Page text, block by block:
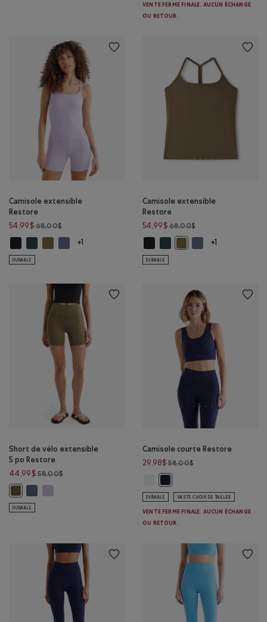
VENTE FERME FINALE. AUCUN ÉCHANGE
OU RETOUR.
Camisole extensible
Restore
54,99$ 68,00$Prix réduit de 68,00$ à 54,99$
Camisole extensible Restore: NOIR Couleur
Camisole extensible Restore: VARSITY VERT Couleur
Camisole extensible Restore: KALAMATA Couleur
Camisole extensible Restore: MARÉE BLEUE Couleur
+1
DURABLE
Camisole extensible
Restore
54,99$ 68,00$Prix réduit de
Camisole extensible Restore:
Camisole extensible Restore:
Camisole extensible
Camisole extensible
+1
DURABLE
Short de vélo extensible
5 po Restore
44,99$ 58,00$Prix réduit de 58,00$ à 44,99$
Short de vélo extensible 5 po Restore: MARÉE BLEUE Couleur
Short de vélo extensible 5 po Restore: LAVANDE Couleur
DURABLE
Camisole courte Restore
29,98$ 58,00$Prix réduit de 58,00$
Camisole courte Restore: BLANC
DURABLE VASTE CHOIX DE TAILLES
VENTE FERME FINALE. AUCUN ÉCHANGE
OU RETOUR.